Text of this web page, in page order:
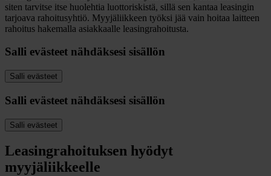
siten tarvitse itse huolehtia luottoriskistä, sillä sen kantaa leasingin
tarjoava rahoitusyhtiö. Myyjäliikkeen työksi jää vain hoitaa laitteen
rahoitus hakemalla asiakkaalle leasingrahoitusta.
Salli evästeet nähdäksesi sisällön
Salli evästeet
Salli evästeet nähdäksesi sisällön
Salli evästeet
Leasingrahoituksen hyödyt
myyjäliikkeelle